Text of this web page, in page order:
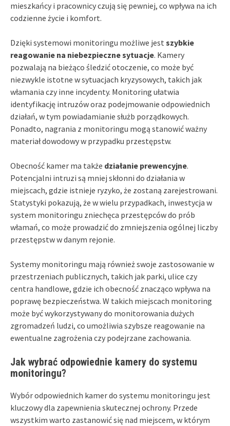
mieszkańcy i pracownicy czują się pewniej, co wpływa na ich
codzienne życie i komfort.
Dzięki systemowi monitoringu możliwe jest szybkie
reagowanie na niebezpieczne sytuacje. Kamery
pozwalają na bieżąco śledzić otoczenie, co może być
niezwykle istotne w sytuacjach kryzysowych, takich jak
włamania czy inne incydenty. Monitoring ułatwia
identyfikację intruzów oraz podejmowanie odpowiednich
działań, w tym powiadamianie służb porządkowych.
Ponadto, nagrania z monitoringu mogą stanowić ważny
materiał dowodowy w przypadku przestępstw.
Obecność kamer ma także działanie prewencyjne.
Potencjalni intruzi są mniej skłonni do działania w
miejscach, gdzie istnieje ryzyko, że zostaną zarejestrowani.
Statystyki pokazują, że w wielu przypadkach, inwestycja w
system monitoringu zniechęca przestępców do prób
włamań, co może prowadzić do zmniejszenia ogólnej liczby
przestępstw w danym rejonie.
Systemy monitoringu mają również swoje zastosowanie w
przestrzeniach publicznych, takich jak parki, ulice czy
centra handlowe, gdzie ich obecność znacząco wpływa na
poprawę bezpieczeństwa. W takich miejscach monitoring
może być wykorzystywany do monitorowania dużych
zgromadzeń ludzi, co umożliwia szybsze reagowanie na
ewentualne zagrożenia czy podejrzane zachowania.
Jak wybrać odpowiednie kamery do systemu
monitoringu?
Wybór odpowiednich kamer do systemu monitoringu jest
kluczowy dla zapewnienia skutecznej ochrony. Przede
wszystkim warto zastanowić się nad miejscem, w którym